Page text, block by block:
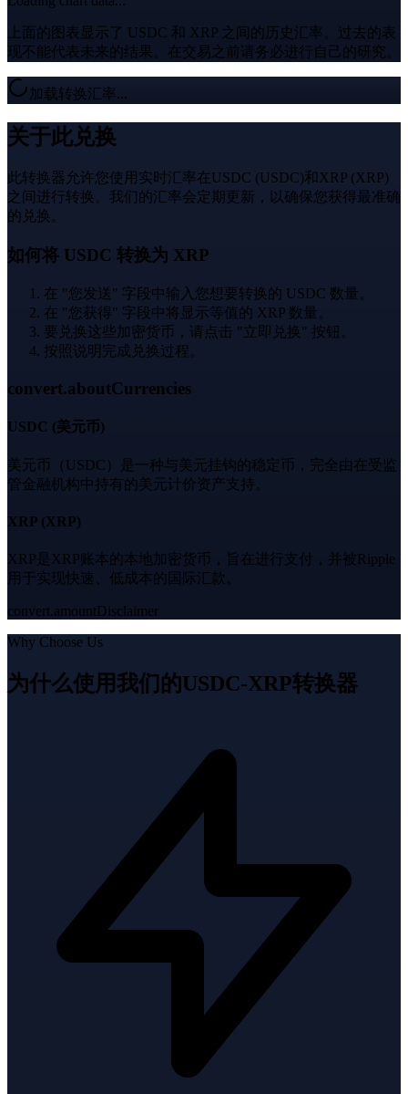
上面的图表显示了 USDC 和 XRP 之间的历史汇率。过去的表
现不能代表未来的结果。在交易之前请务必进行自己的研究。
加载转换汇率...
关于此兑换
此转换器允许您使用实时汇率在USDC (USDC)和XRP (XRP)
之间进行转换。我们的汇率会定期更新，以确保您获得最准确
的兑换。
如何将 USDC 转换为 XRP
在 "您发送" 字段中输入您想要转换的 USDC 数量。
在 "您获得" 字段中将显示等值的 XRP 数量。
要兑换这些加密货币，请点击 "立即兑换" 按钮。
按照说明完成兑换过程。
convert.aboutCurrencies
USDC (美元币)
美元币（USDC）是一种与美元挂钩的稳定币，完全由在受监
管金融机构中持有的美元计价资产支持。
XRP (XRP)
XRP是XRP账本的本地加密货币，旨在进行支付，并被Ripple
用于实现快速、低成本的国际汇款。
convert.amountDisclaimer
Why Choose Us
为什么使用我们的USDC-XRP转换器